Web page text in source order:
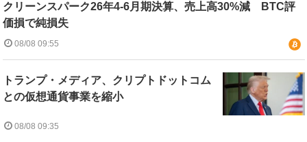
クリーンスパーク26年4-6月期決算、売上高30%減 BTC評
価損で純損失
08/08 09:55
トランプ・メディア、クリプトドットコム
との仮想通貨事業を縮小
08/08 09:35